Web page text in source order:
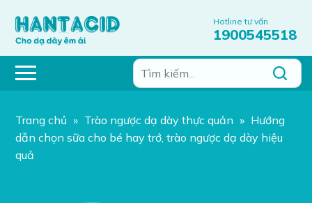
Hotline tư vấn
1900545518
Trang chủ » Trào ngược dạ dày thực quản » Hướng
dẫn chọn sữa cho bé hay trớ, trào ngược dạ dày hiệu
quả